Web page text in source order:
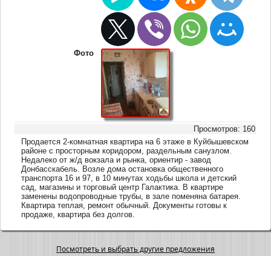
Фото
Просмотров: 160
Продается 2-комнатная квартира на 6 этаже в Куйбышевском
районе с просторным коридором, раздельным санузлом.
Недалеко от ж/д вокзала и рынка, ориентир - завод
Донбасскабель. Возле дома остановка общественного
транспорта 16 и 97, в 10 минутах ходьбы школа и детский
сад, магазины и торговый центр Галактика. В квартире
заменены водопроводные трубы, в зале поменяна батарея.
Квартира теплая, ремонт обычный. Документы готовы к
продаже, квартира без долгов.
Посмотреть и выбрать другие предложения